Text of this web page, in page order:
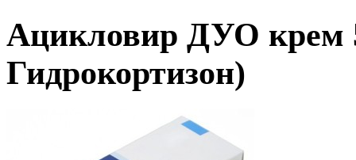
Ацикловир ДУО крем
Гидрокортизон)